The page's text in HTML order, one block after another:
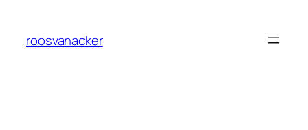
roosvanacker